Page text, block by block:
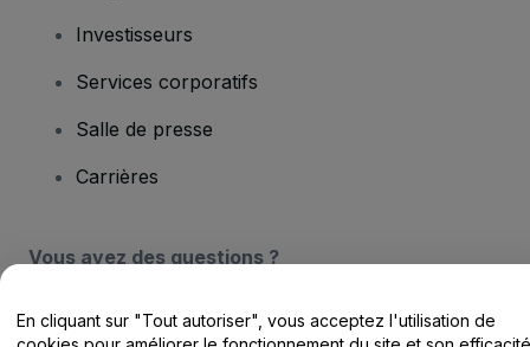
Investisseurs
Services corporatifs
Salle de presse
Carrières
Vous avez des questions ?
Centre d'assistance / Nous contacter
En cliquant sur "Tout autoriser", vous acceptez l'utilisation de